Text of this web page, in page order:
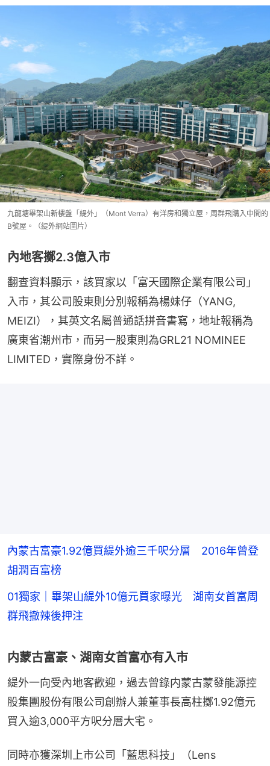
九龍塘畢架山新樓盤「緹外」（Mont Verra）有洋房和獨立屋，周群飛購入中間的
B號屋。（緹外網站圖片）
內地客擲2.3億入市
翻查資料顯示，該買家以「富天國際企業有限公司」
入市，其公司股東則分別報稱為楊妹仔（YANG,
MEIZI），其英文名屬普通話拼音書寫，地址報稱為
廣東省潮州市，而另一股東則為GRL21 NOMINEE
LIMITED，實際身份不詳。
內蒙古富豪1.92億買緹外逾三千呎分層 2016年曾登
胡潤百富榜
01獨家｜畢架山緹外10億元買家曝光 湖南女首富周
群飛撤辣後押注
内蒙古富豪、湖南女首富亦有入市
緹外一向受內地客歡迎，過去曾錄内蒙古蒙發能源控
股集團股份有限公司創辦人兼董事長高柱擲1.92億元
買入逾3,000平方呎分層大宅。
同時亦獲深圳上市公司「藍思科技」（Lens